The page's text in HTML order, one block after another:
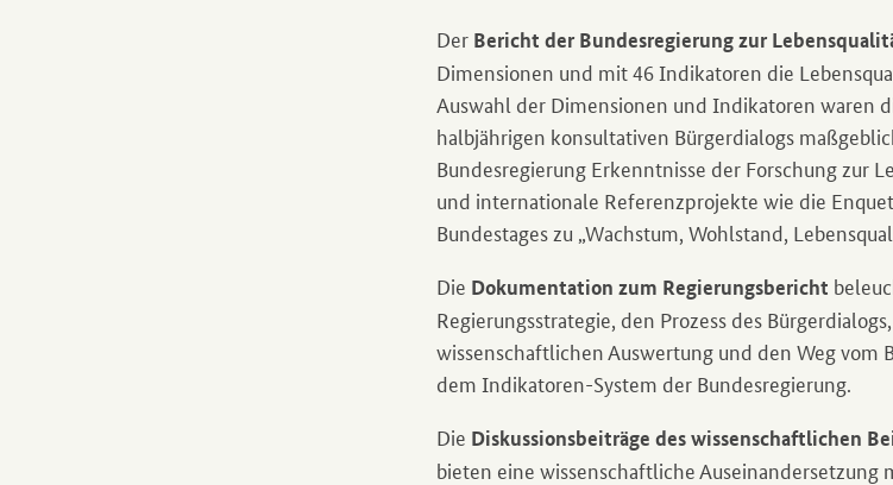
Der Bericht der Bundesregierung zur
Dimensionen und mit 46 Indikatoren die
Auswahl der Dimensionen und Indikatoren waren
halbjährigen konsultativen Bürgerdialogs
Bundesregierung Erkenntnisse der Forschung zur
und internationale Referenzprojekte wie die
Bundestages zu „Wachstum, Wohlstand,
Die Dokumentation zum Regierungsbericht
Regierungsstrategie, den Prozess des
wissenschaftlichen Auswertung und den Weg vom
dem Indikatoren-System der Bundesregierung.
Die Diskussionsbeiträge des wissenschaftlichen
bieten eine wissenschaftliche Auseinandersetzung